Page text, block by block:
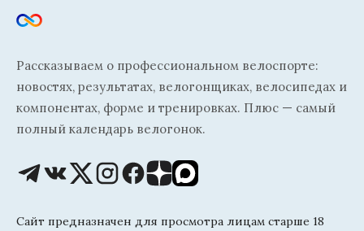
Рассказываем о профессиональном велоспорте:
новостях, результатах, велогонщиках, велосипедах и
компонентах, форме и тренировках. Плюс — самый
полный календарь велогонок.
Сайт предназначен для просмотра лицам старше 18